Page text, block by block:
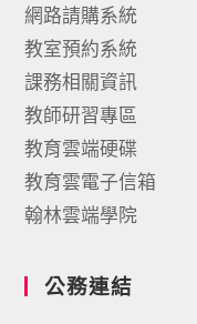
網路請購系統
教室預約系統
課務相關資訊
教師研習專區
教育雲端硬碟
教育雲電子信箱
翰林雲端學院
公務連結